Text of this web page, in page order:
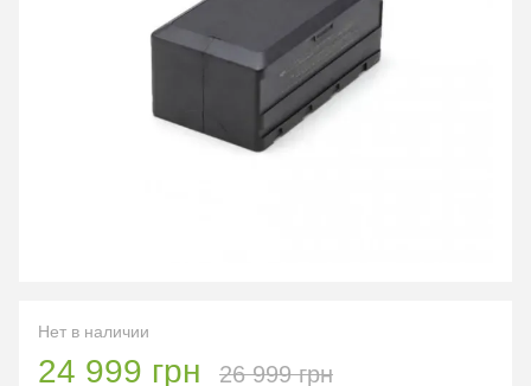
Нет в наличии
24 999 грн 26 999 грн